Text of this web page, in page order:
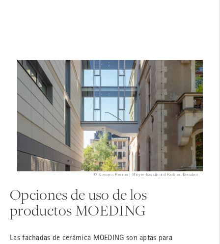
© Klemens Renner | Meyer-Bassin und Partner, Dresden
Opciones de uso de los
productos MOEDING
Las fachadas de cerámica MOEDING son aptas para